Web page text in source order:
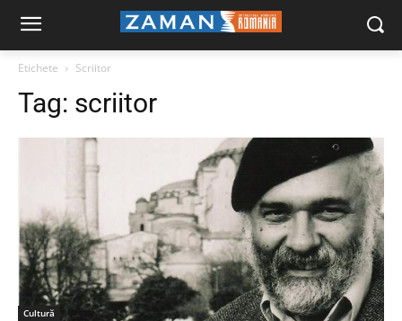
Etichete Scriitor
Tag: scriitor
Cultură